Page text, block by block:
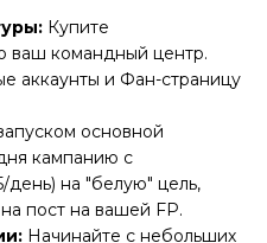
Купите
ваш командный центр.
аккаунты и Фан-страницу
основной
кампанию с
на "белую" цель,
пост на вашей FP.
Начинайте с небольших